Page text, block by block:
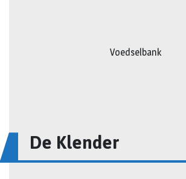
Voedselbank
De Klender